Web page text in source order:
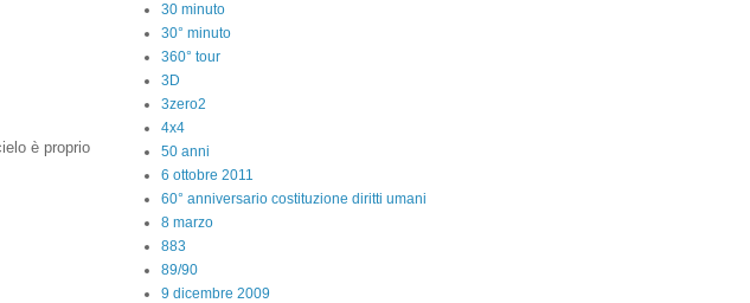
è proprio
30 minuto
30° minuto
360° tour
3D
3zero2
4x4
50 anni
6 ottobre 2011
60° anniversario costituzione diritti umani
8 marzo
883
89/90
9 dicembre 2009